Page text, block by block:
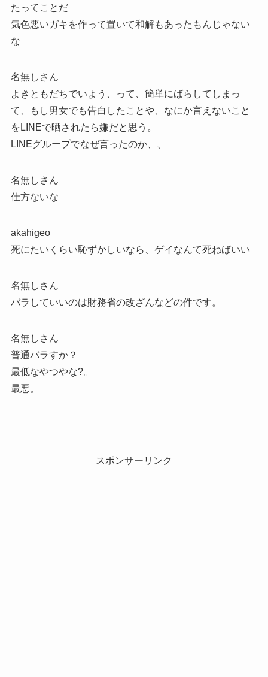
たってことだ
気色悪いガキを作って置いて和解もあったもんじゃない
な
名無しさん
よきともだちでいよう、って、簡単にばらしてしまっ
て、もし男女でも告白したことや、なにか言えないこと
をLINEで晒されたら嫌だと思う。
LINEグループでなぜ言ったのか、、
名無しさん
仕方ないな
akahigeo
死にたいくらい恥ずかしいなら、ゲイなんて死ねばいい
名無しさん
バラしていいのは財務省の改ざんなどの件です。
名無しさん
普通バラすか？
最低なやつやな?。
最悪。
スポンサーリンク